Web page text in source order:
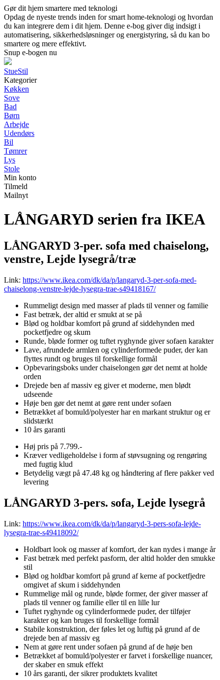
Gør dit hjem smartere med teknologi
Opdag de nyeste trends inden for smart home-teknologi og hvordan
du kan integrere dem i dit hjem. Denne e-bog giver dig indsigt i
automatisering, sikkerhedsløsninger og energistyring, så du kan bo
smartere og mere effektivt.
Snup e-bogen nu
StueStil
Kategorier
Køkken
Sove
Bad
Børn
Arbejde
Udendørs
Bil
Tømrer
Lys
Stole
Min konto
Tilmeld
Mailnyt
LÅNGARYD serien fra IKEA
LÅNGARYD 3-per. sofa med chaiselong,
venstre, Lejde lysegrå/træ
Link: https://www.ikea.com/dk/da/p/langaryd-3-per-sofa-med-
chaiselong-venstre-lejde-lysegra-trae-s49418167/
Rummeligt design med masser af plads til venner og familie
Fast betræk, der altid er smukt at se på
Blød og holdbar komfort på grund af siddehynden med
pocketfjedre og skum
Runde, bløde former og tuftet ryghynde giver sofaen karakter
Lave, afrundede armlæn og cylinderformede puder, der kan
flyttes rundt og bruges til forskellige formål
Opbevaringsboks under chaiselongen gør det nemt at holde
orden
Drejede ben af massiv eg giver et moderne, men blødt
udseende
Høje ben gør det nemt at gøre rent under sofaen
Betrækket af bomuld/polyester har en markant struktur og er
slidstærkt
10 års garanti
Høj pris på 7.799.-
Kræver vedligeholdelse i form af støvsugning og rengøring
med fugtig klud
Betydelig vægt på 47.48 kg og håndtering af flere pakker ved
levering
LÅNGARYD 3-pers. sofa, Lejde lysegrå
Link: https://www.ikea.com/dk/da/p/langaryd-3-pers-sofa-lejde-
lysegra-trae-s49418092/
Holdbart look og masser af komfort, der kan nydes i mange år
Fast betræk med perfekt pasform, der altid holder den smukke
stil
Blød og holdbar komfort på grund af kerne af pocketfjedre
omgivet af skum i siddehynden
Rummelige mål og runde, bløde former, der giver masser af
plads til venner og familie eller til en lille lur
Tuftet ryghynde og cylinderformede puder, der tilføjer
karakter og kan bruges til forskellige formål
Stabile konstruktion, der føles let og luftig på grund af de
drejede ben af massiv eg
Nem at gøre rent under sofaen på grund af de høje ben
Betrækket af bomuld/polyester er farvet i forskellige nuancer,
der skaber en smuk effekt
10 års garanti, der sikrer produktets kvalitet